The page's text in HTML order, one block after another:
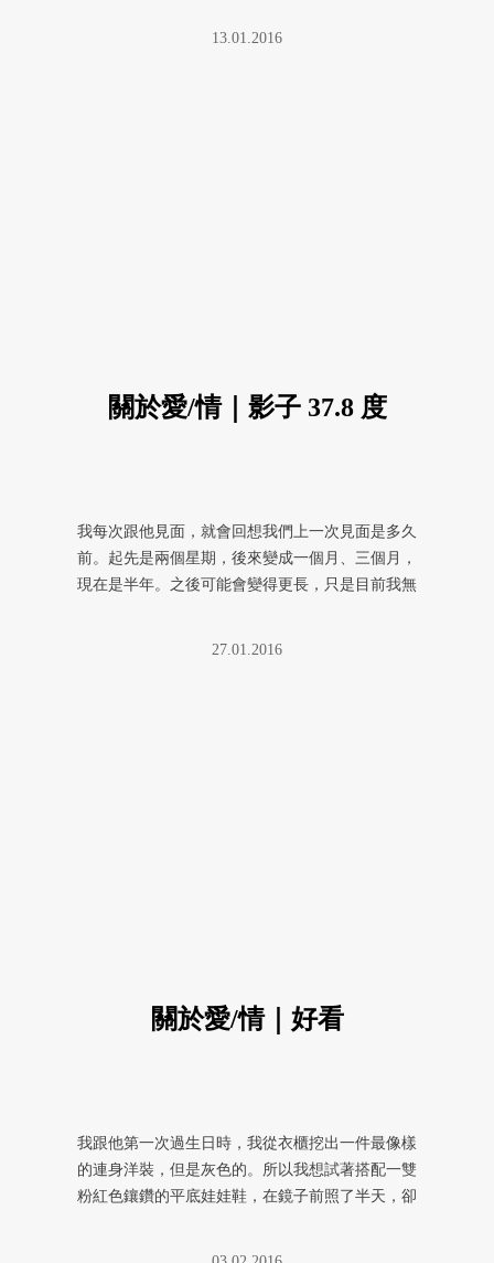
13.01.2016
關於愛/情｜影子 37.8 度
我每次跟他見面，就會回想我們上一次見面是多久
前。起先是兩個星期，後來變成一個月、三個月，
現在是半年。之後可能會變得更長，只是目前我無
27.01.2016
關於愛/情｜好看
我跟他第一次過生日時，我從衣櫃挖出一件最像樣
的連身洋裝，但是灰色的。所以我想試著搭配一雙
粉紅色鑲鑽的平底娃娃鞋，在鏡子前照了半天，卻